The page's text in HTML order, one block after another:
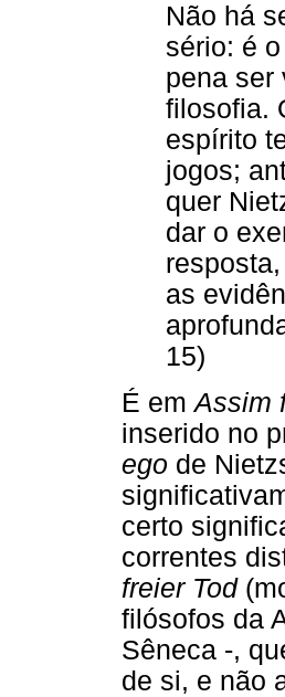
Não há
sério: é
pena ser
filosofia.
espírito
jogos;
quer
dar o
as
15)
É emAssim
inserido no
ego de
certo
correntes
freier Tod
filósofos da
Sêneca -,
de si, e não